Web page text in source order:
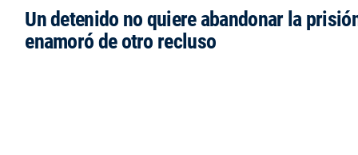
Un detenido no quiere abandonar la
enamoró de otro recluso